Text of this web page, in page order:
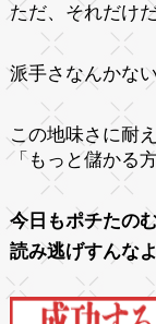
ただ、それだけだ
派手さなんかな
この地味さに耐
「もっと儲かる
今日もポチたの
読み逃げすんなよ